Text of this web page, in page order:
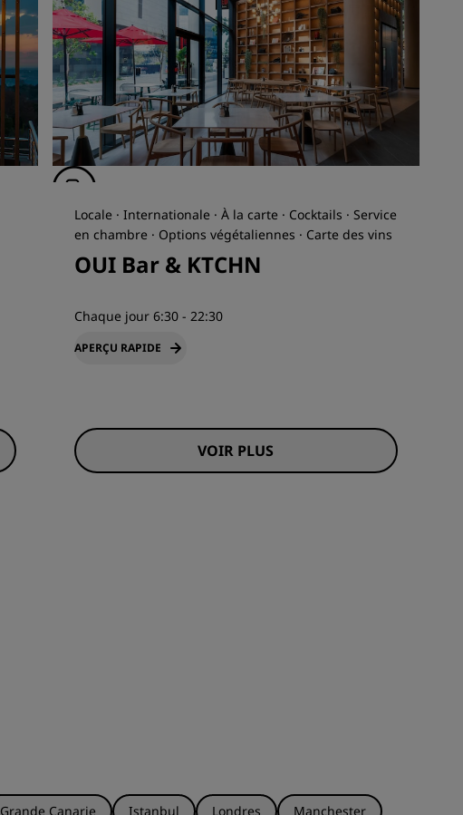
Locale · Internationale · À la carte · Cocktails · Service
en chambre · Options végétaliennes · Carte des vins
OUI Bar & KTCHN
Chaque jour 6:30 - 22:30
APERÇU RAPIDE
VOIR PLUS
Grande Canarie Istanbul Londres
Manchester